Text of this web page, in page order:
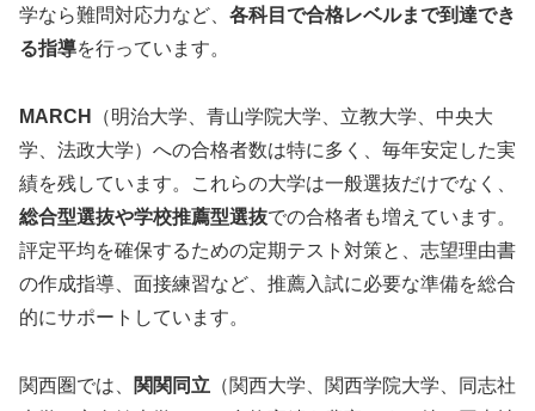
学なら難問対応力など、 各科目で合格レベルまで到達でき
る指導を行っています。
MARCH
（明治大学、青山学院大学、立教大学、中央大
学、法政大学）への合格者数は特に多く、毎年安定した実
績を残しています。これらの大学は一般選抜だけでなく、
総合型選抜や学校推薦型選抜での合格者も増えています。
評定平均を確保するための定期テスト対策と、志望理由書
の作成指導、面接練習など、推薦入試に必要な準備を総合
的にサポートしています。
関西圏では、 関関同立 （関西大学、関西学院大学、同志社